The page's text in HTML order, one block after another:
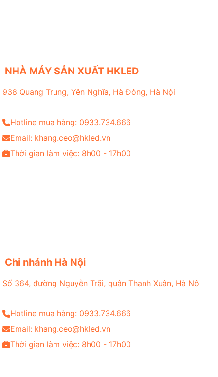
NHÀ MÁY SẢN XUẤT HKLED
938 Quang Trung, Yên Nghĩa, Hà Đông, Hà Nội
Hotline mua hàng: 0933.734.666
Email: khang.ceo@hkled.vn
Thời gian làm việc: 8h00 - 17h00
Chi nhánh Hà Nội
Số 364, đường Nguyễn Trãi, quận Thanh Xuân, Hà Nội
Hotline mua hàng: 0933.734.666
Email: khang.ceo@hkled.vn
Thời gian làm việc: 8h00 - 17h00